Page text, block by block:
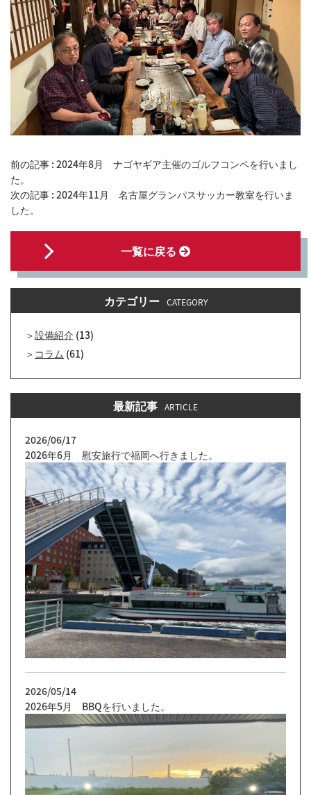
前の記事 : 2024年8月 ナゴヤギア主催のゴルフコンペを行いまし
た。
次の記事 : 2024年11月 名古屋グランパスサッカー教室を行いま
した。
一覧に戻る
カテゴリー CATEGORY
設備紹介 (13)
コラム (61)
最新記事 ARTICLE
2026/06/17
2026年6月 慰安旅行で福岡へ行きました。
2026/05/14
2026年5月 BBQを行いました。